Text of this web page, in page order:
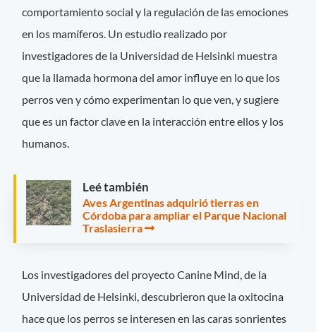
comportamiento social y la regulación de las emociones
en los mamíferos. Un estudio realizado por
investigadores de la Universidad de Helsinki muestra
que la llamada hormona del amor influye en lo que los
perros ven y cómo experimentan lo que ven, y sugiere
que es un factor clave en la interacción entre ellos y los
humanos.
Leé también
Aves Argentinas adquirió tierras en
Córdoba para ampliar el Parque Nacional
Traslasierra
Los investigadores del proyecto Canine Mind, de la
Universidad de Helsinki, descubrieron que la oxitocina
hace que los perros se interesen en las caras sonrientes